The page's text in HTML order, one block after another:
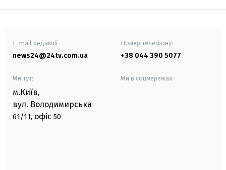
E-mail редакції
news24@24tv.com.ua
Номер телефону:
+38 044 390 5077
Ми тут:
м.Київ,
вул. Володимирська
61/11, офіс 50
Ми в соцмережах: